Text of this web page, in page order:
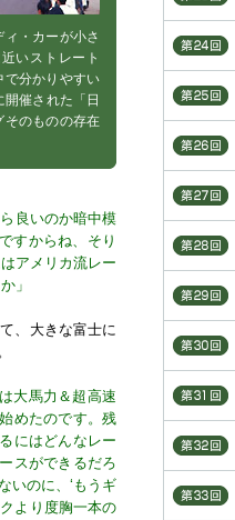
・カーが小さ
いストレート
で分かりやすい
開催された「日
そのものの存在
良いのか暗中模
すからね、そり
アメリカ流レー
」
、大きな富士に
大馬力＆超高速
めたのです。残
にはどんなレー
スができるだろ
いのに、‘もうギ
より度胸一本の